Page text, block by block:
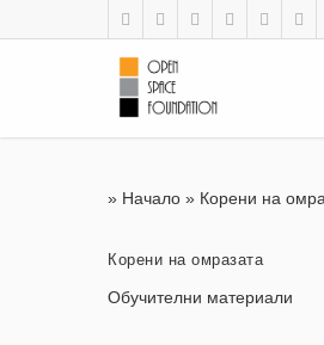
» Начало » Корени на
Корени на омразата
Обучителни материали